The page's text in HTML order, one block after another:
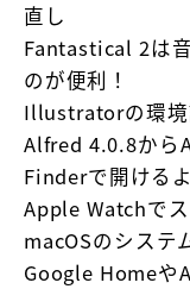
直し
Fantastical 2は
のが便利！
Illustratorの環境
Alfred 4.0.8から
Finderで開ける
Apple Watchで
macOSのシステ
Google Homeや